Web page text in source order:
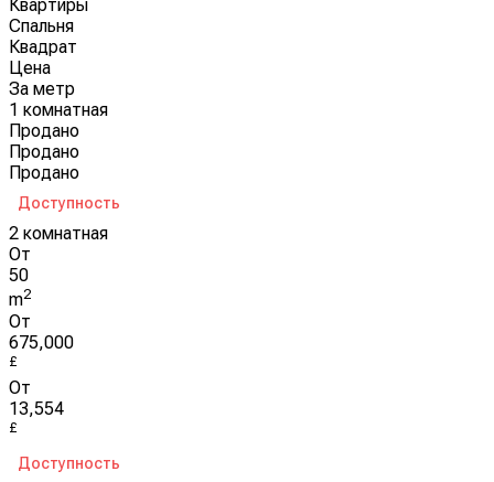
Квартиры
Спальня
Квадрат
Цена
За метр
1 комнатная
Продано
Продано
Продано
Доступность
2 комнатная
От
50
m2
От
675,000
£
От
13,554
£
Доступность